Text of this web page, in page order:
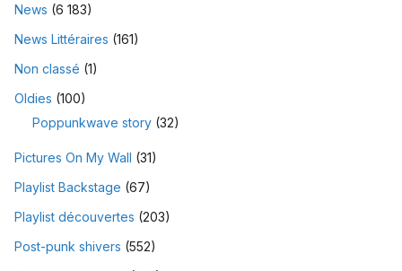
News (6 183)
News Littéraires (161)
Non classé (1)
Oldies (100)
Poppunkwave story (32)
Pictures On My Wall (31)
Playlist Backstage (67)
Playlist découvertes (203)
Post-punk shivers (552)